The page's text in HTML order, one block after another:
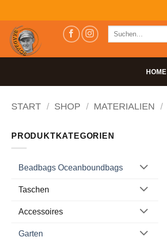
Inhalt
springen
Suchen
HOME
START / SHOP / MATERIALIEN /
PRODUKTKATEGORIEN
Beadbags Oceanboundbags
Taschen
Accessoires
Garten